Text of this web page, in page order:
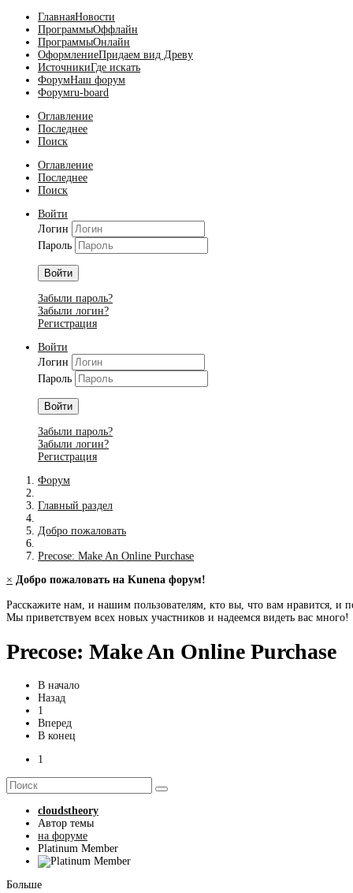
ГлавнаяНовости
ПрограммыОффлайн
ПрограммыОнлайн
ОформлениеПридаем вид Древу
ИсточникиГде искать
ФорумНаш форум
Форумru-board
Оглавление
Последнее
Поиск
Оглавление
Последнее
Поиск
Войти
Логин
Пароль
Войти
Забыли пароль?
Забыли логин?
Регистрация
Войти
Логин
Пароль
Войти
Забыли пароль?
Забыли логин?
Регистрация
Форум
Главный раздел
Добро пожаловать
Precose: Make An Online Purchase
× Добро пожаловать на Kunena форум!
Расскажите нам, и нашим пользователям, кто вы, что вам нравится, и
Мы приветствуем всех новых участников и надеемся видеть вас много!
Precose: Make An Online Purchase
В начало
Назад
1
Вперед
В конец
1
cloudstheory
Автор темы
на форуме
Platinum Member
Больше